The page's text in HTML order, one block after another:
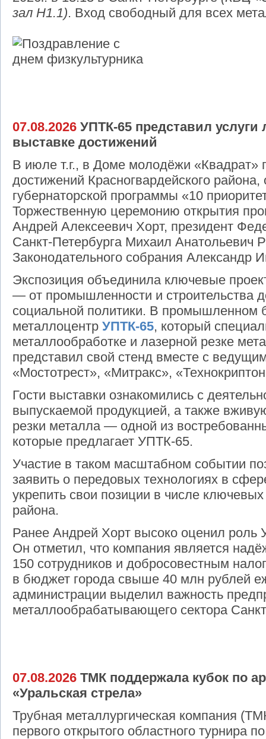
зал Н1.1). Вход свободный для всех
07.08.2026 УПТК-65 представил услуги
выставке достижений
В июле т.г., в Доме молодёжи «Квадрат»
достижений Красногвардейского
губернаторской программы «10
Торжественную церемонию открытия
Андрей Алексеевич Хорт, президент
Санкт‑Петербурга Михаил Анатольевич
Законодательного собрания Александр
Экспозиция объединила ключевые
— от промышленности и строительства
социальной политики. В промышленном
металлоцентр УПТК-65, который
металлообработке и лазерной резке
представил свой стенд вместе с
«Мостотрест», «Митракс»,
Гости выставки ознакомились с
выпускаемой продукцией, а также
резки металла — одной из
которые предлагает УПТК‑65.
Участие в таком масштабном событии
заявить о передовых технологиях в
укрепить свои позиции в числе
района.
Ранее Андрей Хорт высоко оценил роль
Он отметил, что компания является
150 сотрудников и добросовестным
в бюджет города свыше 40 млн рублей
администрации выделил важность
металлообрабатывающего сектора
07.08.2026 ТМК поддержала кубок по
«Уральская стрела»
Трубная металлургическая компания
первого открытого областного турнира